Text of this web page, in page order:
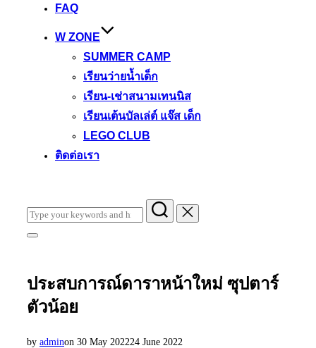
FAQ
W ZONE
SUMMER CAMP
เรียนว่ายน้ำเด็ก
เรียน-เช่าสนามเทนนิส
เรียนเต้นบัลเล่ต์ แจ๊ส เด็ก
LEGO CLUB
ติดต่อเรา
Search
for:
Toggle
ประสบการณ์ดาราหน้าใหม่ ซุปตาร์
ตัวน้อย
by adminon Posted
30 May 202224 June 2022